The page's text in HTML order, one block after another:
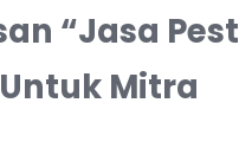
“Jasa Pest
Mitra